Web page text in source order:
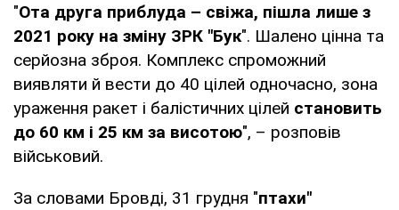
"Ота друга приблуда – свіжа, пішла лише з
2021 року на зміну ЗРК "Бук". Шалено цінна та
серйозна зброя. Комплекс спроможний
виявляти й вести до 40 цілей одночасно, зона
ураження ракет і балістичних цілей становить
до 60 км і 25 км за висотою", – розповів
військовий.
За словами Бровді, 31 грудня "птахи"